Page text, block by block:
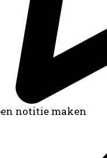
notitie maken